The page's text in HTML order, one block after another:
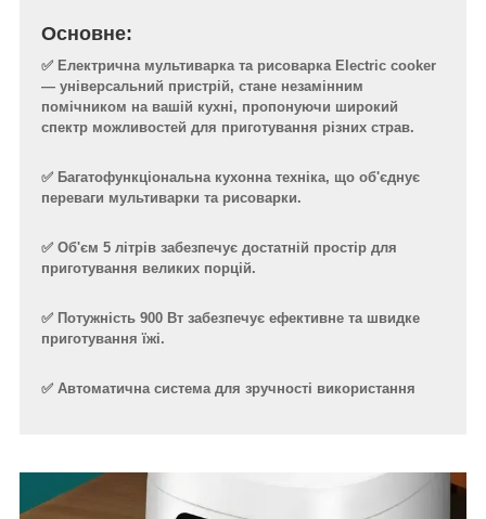
Основне:
✅ Електрична мультиварка та рисоварка Electric cooker
— універсальний пристрій, стане незамінним
помічником на вашій кухні, пропонуючи широкий
спектр можливостей для приготування різних страв.
✅ Багатофункціональна кухонна техніка, що об'єднує
переваги мультиварки та рисоварки.
✅ Об'єм 5 літрів забезпечує достатній простір для
приготування великих порцій.
✅ Потужність 900 Вт забезпечує ефективне та швидке
приготування їжі.
✅ Автоматична система для зручності використання